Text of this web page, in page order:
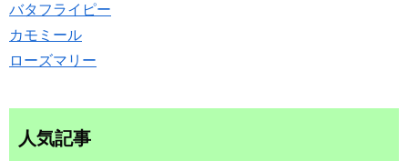
バタフライピー
カモミール
ローズマリー
人気記事